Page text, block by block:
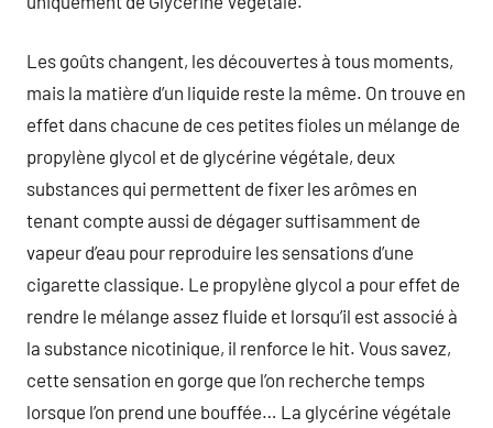
Les goûts changent, les découvertes à tous moments,
mais la matière d’un liquide reste la même. On trouve en
effet dans chacune de ces petites fioles un mélange de
propylène glycol et de glycérine végétale, deux
substances qui permettent de fixer les arômes en
tenant compte aussi de dégager suffisamment de
vapeur d’eau pour reproduire les sensations d’une
cigarette classique. Le propylène glycol a pour effet de
rendre le mélange assez fluide et lorsqu’il est associé à
la substance nicotinique, il renforce le hit. Vous savez,
cette sensation en gorge que l’on recherche temps
lorsque l’on prend une bouffée… La glycérine végétale